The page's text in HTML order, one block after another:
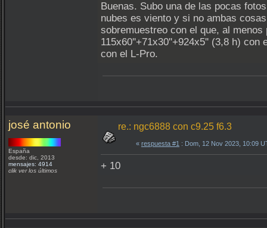
Buenas. Subo una de las pocas
nubes es viento y si no ambas
sobremuestreo con el que, al
115x60''+71x30''+924x5'' (3,8 h)
con el L-Pro.
josé antonio
España
desde: dic, 2013
mensajes: 4914
clik ver los últimos
re.: ngc6888 con c9.25 f6.3
« respuesta #1 : Dom, 12 Nov 2023, 10:09
+ 10